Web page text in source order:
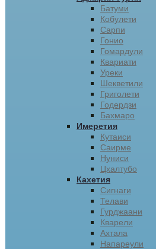
Батуми
Кобулети
Сарпи
Гонио
Гомардули
Квариати
Уреки
Шекветили
Григолети
Годердзи
Бахмаро
Имеретия
Кутаиси
Саирме
Нуниси
Цхалтубо
Кахетия
Сигнаги
Телави
Гурджаани
Кварели
Ахтала
Напареули